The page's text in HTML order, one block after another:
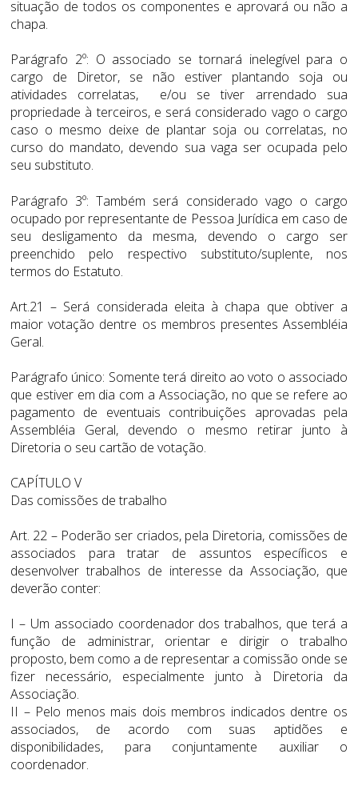
situação de todos os componentes e aprovará ou não a
chapa.
Parágrafo 2º: O associado se tornará inelegível para o
cargo de Diretor, se não estiver plantando soja ou
atividades correlatas, e/ou se tiver arrendado sua
propriedade à terceiros, e será considerado vago o cargo
caso o mesmo deixe de plantar soja ou correlatas, no
curso do mandato, devendo sua vaga ser ocupada pelo
seu substituto.
Parágrafo 3º: Também será considerado vago o cargo
ocupado por representante de Pessoa Jurídica em caso de
seu desligamento da mesma, devendo o cargo ser
preenchido pelo respectivo substituto/suplente, nos
termos do Estatuto.
Art.21 – Será considerada eleita à chapa que obtiver a
maior votação dentre os membros presentes Assembléia
Geral.
Parágrafo único: Somente terá direito ao voto o associado
que estiver em dia com a Associação, no que se refere ao
pagamento de eventuais contribuições aprovadas pela
Assembléia Geral, devendo o mesmo retirar junto à
Diretoria o seu cartão de votação.
CAPÍTULO V
Das comissões de trabalho
Art. 22 – Poderão ser criados, pela Diretoria, comissões de
associados para tratar de assuntos específicos e
desenvolver trabalhos de interesse da Associação, que
deverão conter:
I – Um associado coordenador dos trabalhos, que terá a
função de administrar, orientar e dirigir o trabalho
proposto, bem como a de representar a comissão onde se
fizer necessário, especialmente junto à Diretoria da
Associação.
II – Pelo menos mais dois membros indicados dentre os
associados, de acordo com suas aptidões e
disponibilidades, para conjuntamente auxiliar o
coordenador.